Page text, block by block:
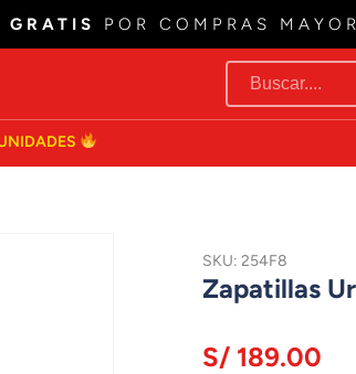
GRATIS POR COMPRAS
SKU: 254F8
Zapatillas
S/ 189.00